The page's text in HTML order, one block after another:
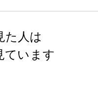
た人は
ています